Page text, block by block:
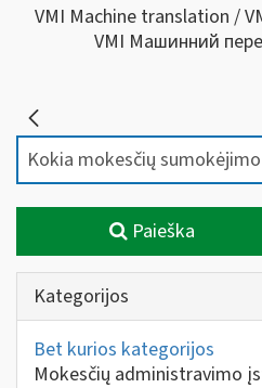
VMI Machine translation /
VMI Машинний
Paieška
Kategorijos
Bet kurios kategorijos
Mokesčių administravimo